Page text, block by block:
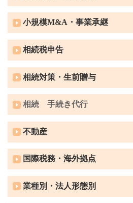
小規模M&A・事業承継
相続税申告
相続対策・生前贈与
相続 手続き代行
不動産
国際税務・海外拠点
業種別・法人形態別